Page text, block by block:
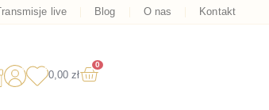
Transmisje live Blog O nas Kontakt
0,00 zł
0
Wózek